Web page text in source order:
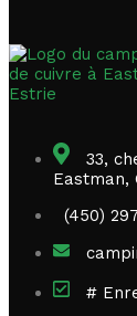
33,
Eastman,
(450)
#